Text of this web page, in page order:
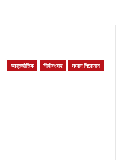
আন্তর্জাতিক শীর্ষ সংবাদ সংবাদ শিরোনাম